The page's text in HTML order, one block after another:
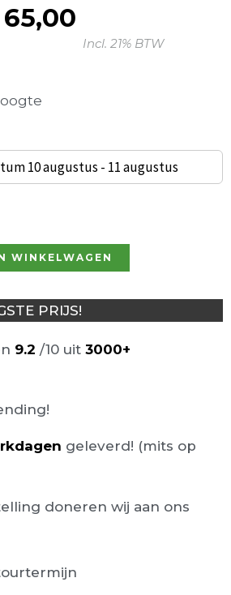
65,00
Huidige
prijs
Incl. 21% BTW
10 augustus - 11 augustus
WINKELWAGEN
PRIJS!
9.2 /10 uit 3000+
geleverd! (mits op
doneren wij aan ons